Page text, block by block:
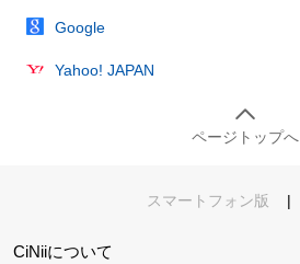
Google
Yahoo! JAPAN
ページトップへ
スマートフォン版 |
CiNiiについて